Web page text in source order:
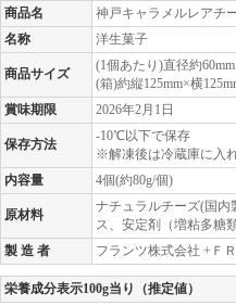
商品名
神戸キャラメルレアチ
名称
洋生菓子
商品サイズ
(1個あたり)直径約
(箱)約縦125mm×横
賞味期限
2026年2月1日
保存方法
-10℃以下で保存
※解凍後は冷蔵庫に入
内容量
4個(約80g/個)
原材料
ナチュラルチーズ(国内
ス、安定剤（増粘多糖
製 造 者
フランツ株式会社 +Ｆ
栄養成分表示100g当り（推定値）